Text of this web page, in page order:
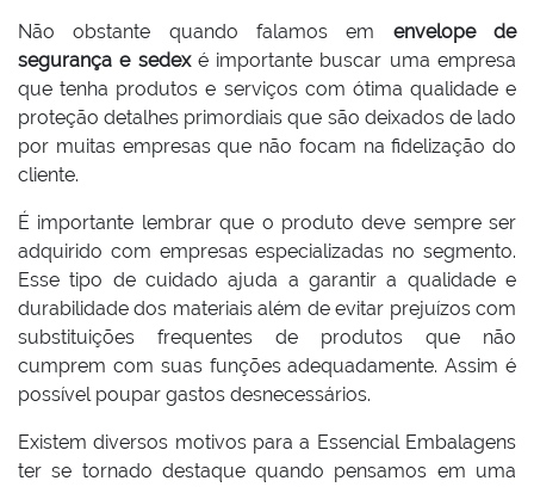
Não obstante quando falamos em envelope de
segurança e sedexé importante buscar uma empresa
que tenha produtos e serviços com ótima qualidade e
proteção detalhes primordiais que são deixados de lado
por muitas empresas que não focam na fidelização do
cliente.
É importante lembrar que o produto deve sempre ser
adquirido com empresas especializadas no segmento.
Esse tipo de cuidado ajuda a garantir a qualidade e
durabilidade dos materiais além de evitar prejuízos com
substituições frequentes de produtos que não
cumprem com suas funções adequadamente. Assim é
possível poupar gastos desnecessários.
Existem diversos motivos para a Essencial Embalagens
ter se tornado destaque quando pensamos em uma